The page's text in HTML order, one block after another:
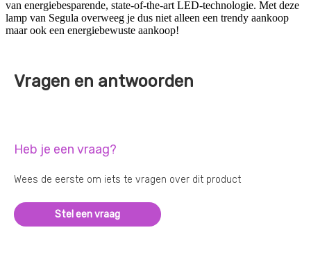
van energiebesparende, state-of-the-art LED-technologie. Met deze
lamp van Segula overweeg je dus niet alleen een trendy aankoop
maar ook een energiebewuste aankoop!
Vragen en antwoorden
Heb je een vraag?
Wees de eerste om iets te vragen over dit product
Stel een vraag